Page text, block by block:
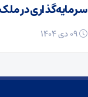
سرمایه‌گذاری در